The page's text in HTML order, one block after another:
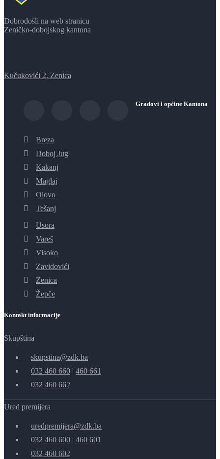
Dobrodošli na web stranicu
Zeničko-dobojskog kantona
Kučukovići 2, Zenica
Gradovi i općine Kantona
Breza
Doboj Jug
Kakanj
Maglaj
Olovo
Tešanj
Usora
Vareš
Visoko
Zavidovići
Zenica
Žepče
Kontakt informacije
Skupština
skupstina@zdk.ba
032 460 660 | 460 661
032 460 662
Ured premijera
uredpremijera@zdk.ba
032 460 600 | 460 601
032 460 602